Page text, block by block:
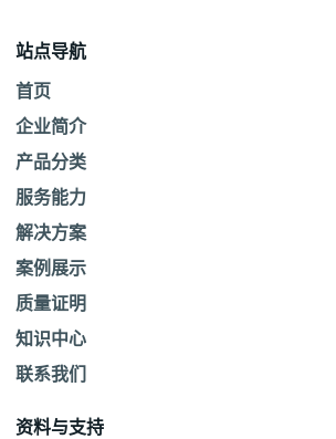
站点导航
首页
企业简介
产品分类
服务能力
解决方案
案例展示
质量证明
知识中心
联系我们
资料与支持